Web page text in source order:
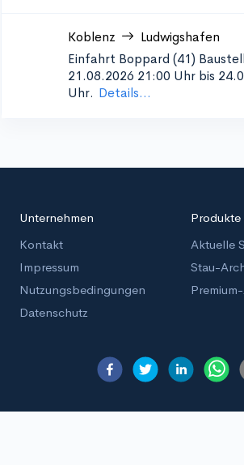
Koblenz Ludwigshafen
Einfahrt Boppard (41)
21.08.2026 21:00 Uhr bis
Uhr. Details...
Unternehmen
Kontakt
Impressum
Nutzungsbedingungen
Datenschutz
Produkte
Aktuelle
Stau-